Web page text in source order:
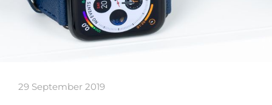
29 September 2019